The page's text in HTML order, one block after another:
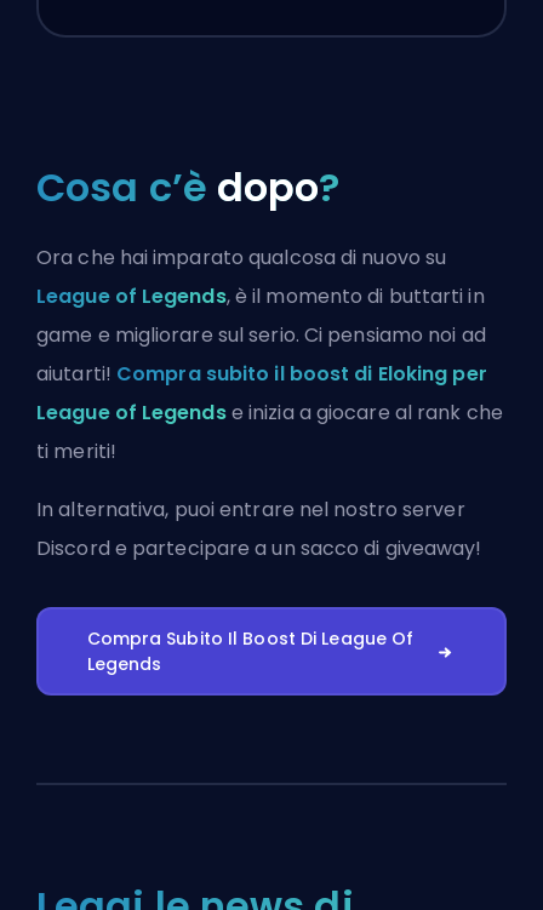
Cosa c’è dopo?
Ora che hai imparato qualcosa di nuovo su
League of Legends, è il momento di buttarti in
game e migliorare sul serio. Ci pensiamo noi ad
aiutarti! Compra subito il boost di Eloking per
League of Legendse inizia a giocare al rank che
ti meriti!
In alternativa, puoientrare nel nostro server
Discord e partecipare a un sacco di giveaway!
Compra Subito Il Boost Di League Of
Legends